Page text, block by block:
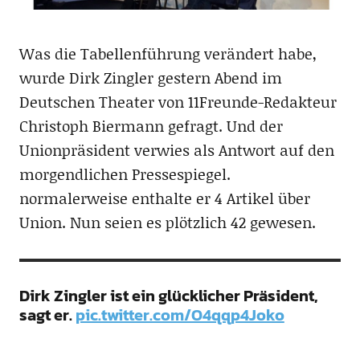
Was die Tabellenführung verändert habe,
wurde Dirk Zingler gestern Abend im
Deutschen Theater von 11Freunde-Redakteur
Christoph Biermann gefragt. Und der
Unionpräsident verwies als Antwort auf den
morgendlichen Pressespiegel.
normalerweise enthalte er 4 Artikel über
Union. Nun seien es plötzlich 42 gewesen.
Dirk Zingler ist ein glücklicher Präsident,
sagt er.pic.twitter.com/O4qqp4Joko